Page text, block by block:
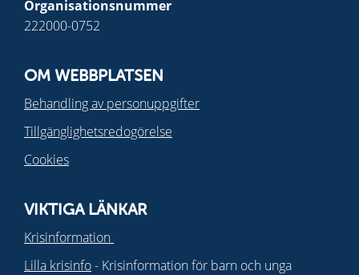
Organisationsnummer
222000-0752
OM WEBBPLATSEN
Behandling av personuppgifter
Tillgänglighetsredogörelse
Cookies
VIKTIGA LÄNKAR
Krisinformation
Lilla krisinfo- Krisinformation för barn och unga